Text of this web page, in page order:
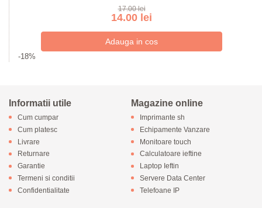
17.00 lei
14.00 lei
-18%
Informatii utile
Cum cumpar
Cum platesc
Livrare
Returnare
Garantie
Termeni si conditii
Confidentialitate
Magazine online
Imprimante sh
Echipamente Vanzare
Monitoare touch
Calculatoare ieftine
Laptop Ieftin
Servere Data Center
Telefoane IP